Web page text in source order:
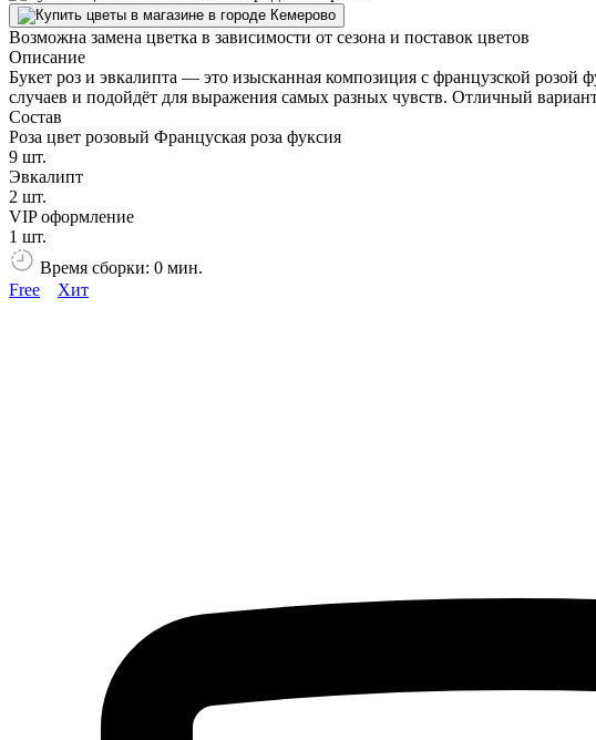
Возможна замена цветка в зависимости от сезона и поставок цветов
Описание
Букет роз и эвкалипта — это изысканная композиция с французской
случаев и подойдёт для выражения самых разных чувств. Отличный
Состав
Роза цвет розовый Француская роза фуксия
9 шт.
Эвкалипт
2 шт.
VIP оформление
1 шт.
Время сборки: 0 мин.
Free
Хит